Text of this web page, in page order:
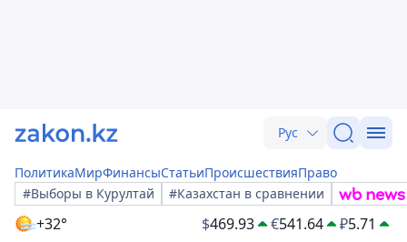
Рус
ПолитикаМирФинансыСтатьиПроисшествияПраво
#Выборы в Курултай
#Казахстан в сравнении
+32° $469.93 €541.64 ₽5.71